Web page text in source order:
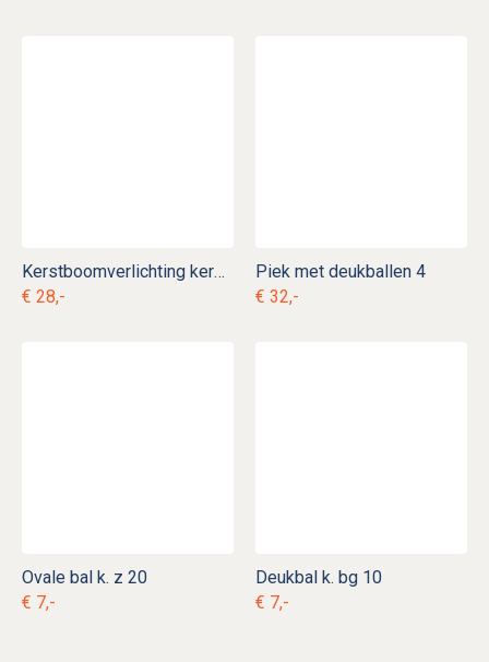
Kerstboomverlichting kerstmannen Vroom en Dreesmann k l 10
€ 28,-
Piek met deukballen 4
€ 32,-
Ovale bal k. z 20
€ 7,-
Deukbal k. bg 10
€ 7,-